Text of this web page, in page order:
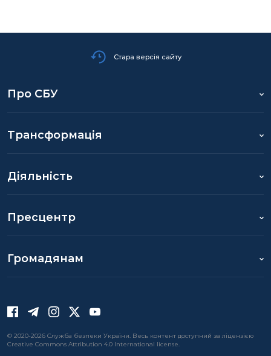
Стара версія сайту
Про СБУ
Трансформація
Діяльність
Пресцентр
Громадянам
© 2020-2026 Служба безпеки України. Весь контент доступний за ліцензією
Creative Commons Attribution 4.0 International license.